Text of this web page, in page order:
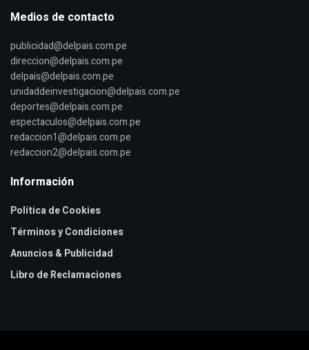
Medios de contacto
publicidad@delpais.com.pe
direccion@delpais.com.pe
delpais@delpais.com.pe
unidaddeinvestigacion@delpais.com.pe
deportes@delpais.com.pe
espectaculos@delpais.com.pe
redaccion1@delpais.com.pe
redaccion2@delpais.com.pe
Información
Política de Cookies
Términos y Condiciones
Anuncios & Publicidad
Libro de Reclamaciones